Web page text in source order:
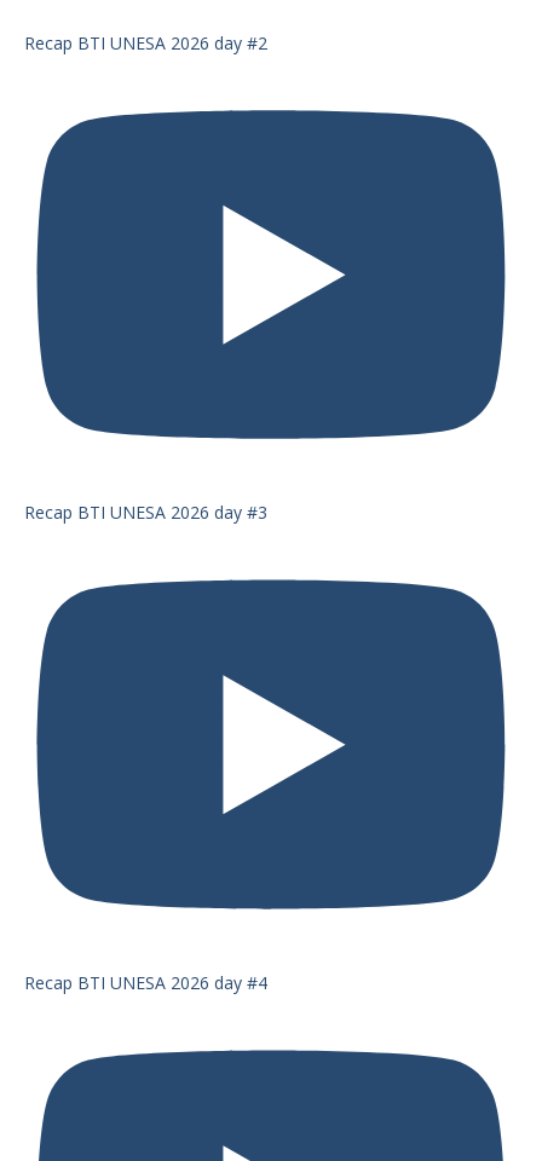
Recap BTI UNESA 2026 day #2
Recap BTI UNESA 2026 day #3
Recap BTI UNESA 2026 day #4